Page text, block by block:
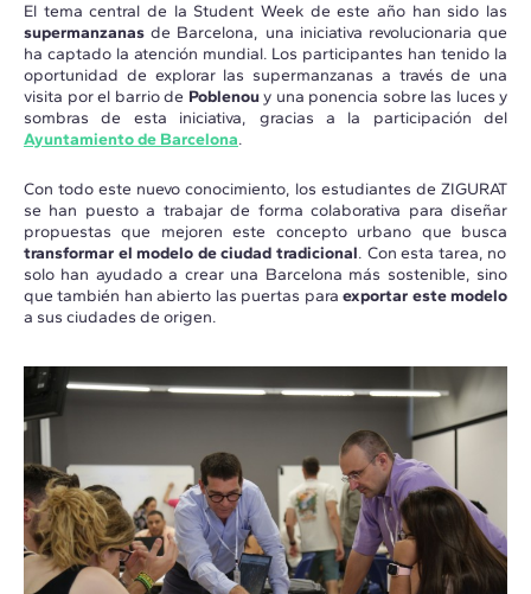
El tema central de la Student Week de este año han sido las
supermanzanasde Barcelona, una iniciativa revolucionaria que
ha captado la atención mundial. Los participantes han tenido la
oportunidad de explorar las supermanzanas a través de una
visita por el barrio de Poblenouy una ponencia sobre las luces y
sombras de esta iniciativa, gracias a la participación del
Ayuntamiento de Barcelona.
Con todo este nuevo conocimiento, los estudiantes de ZIGURAT
se han puesto a trabajar de forma colaborativa para diseñar
propuestas que mejoren este concepto urbano que busca
transformar el modelo de ciudad tradicional. Con esta tarea, no
solo han ayudado a crear una Barcelona más sostenible, sino
que también han abierto las puertas paraexportar este modelo
a sus ciudades de origen.